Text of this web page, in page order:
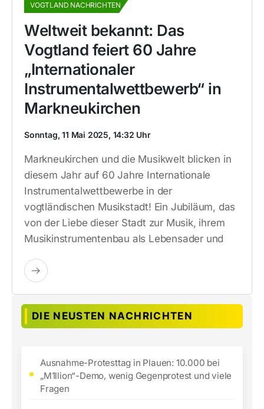
VOGTLAND NACHRICHTEN
Weltweit bekannt: Das
Vogtland feiert 60 Jahre
„Internationaler
Instrumentalwettbewerb“ in
Markneukirchen
Sonntag, 11 Mai 2025, 14:32 Uhr
Markneukirchen und die Musikwelt blicken in
diesem Jahr auf 60 Jahre Internationale
Instrumentalwettbewerbe in der
vogtländischen Musikstadt! Ein Jubiläum, das
von der Liebe dieser Stadt zur Musik, ihrem
Musikinstrumentenbau als Lebensader und
DIE NEUSTEN NACHRICHTEN
Ausnahme-Protesttag in Plauen: 10.000 bei
„M1llion“-Demo, wenig Gegenprotest und viele
Fragen